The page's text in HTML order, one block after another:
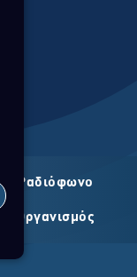
Ραδιόφωνο
Οργανισμός